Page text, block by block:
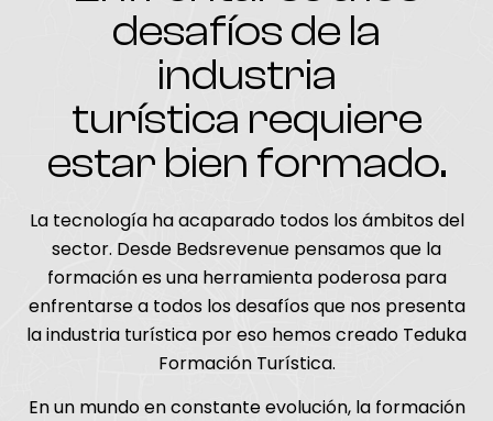
desafíos de la
industria
turística requiere
estar bien formado.
La tecnología ha acaparado todos los ámbitos del
sector. Desde Bedsrevenue pensamos que la
formación es una herramienta poderosa para
enfrentarse a todos los desafíos que nos presenta
la industria turística por eso hemos creado Teduka
Formación Turística.
En un mundo en constante evolución, la formación